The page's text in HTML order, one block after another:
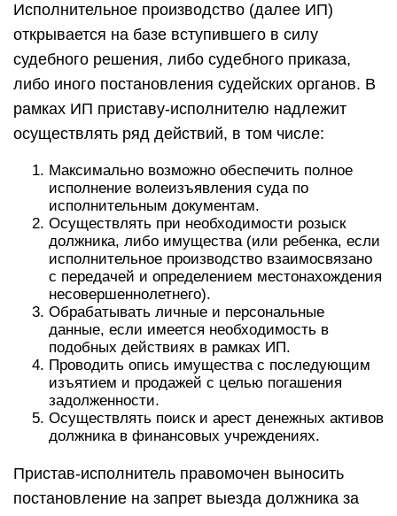
Исполнительное производство (далее ИП)
открывается на базе вступившего в силу
судебного решения, либо судебного приказа,
либо иного постановления судейских органов. В
рамках ИП приставу-исполнителю надлежит
осуществлять ряд действий, в том числе:
Максимально возможно обеспечить полное
исполнение волеизъявления суда по
исполнительным документам.
Осуществлять при необходимости розыск
должника, либо имущества (или ребенка, если
исполнительное производство взаимосвязано
с передачей и определением местонахождения
несовершеннолетнего).
Обрабатывать личные и персональные
данные, если имеется необходимость в
подобных действиях в рамках ИП.
Проводить опись имущества с последующим
изъятием и продажей с целью погашения
задолженности.
Осуществлять поиск и арест денежных активов
должника в финансовых учреждениях.
Пристав-исполнитель правомочен выносить
постановление на запрет выезда должника за